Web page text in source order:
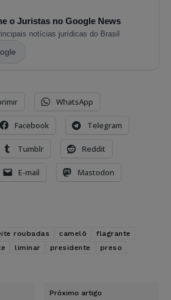
o Juristas no Google News
notícias jurídicas do Brasil
WhatsApp
Facebook Telegram
Tumblr Reddit
E-mail Mastodon
roubadas camelô
flagrante
liminar presidente
preso
Próximo artigo